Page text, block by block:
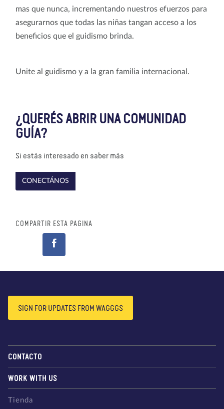
mas que nunca, incrementando nuestros efuerzos para
asegurarnos que todas las niñas tangan acceso a los
beneficios que el guidismo brinda.
Unite al guidismo y a la gran familia internacional.
¿QUERÉS ABRIR UNA COMUNIDAD
GUÍA?
Si estás interesado en saber más
CONECTÁNOS
COMPARTIR ESTA PÁGINA
SIGN FOR UPDATES FROM WAGGGS
CONTACTO
WORK WITH US
Tienda